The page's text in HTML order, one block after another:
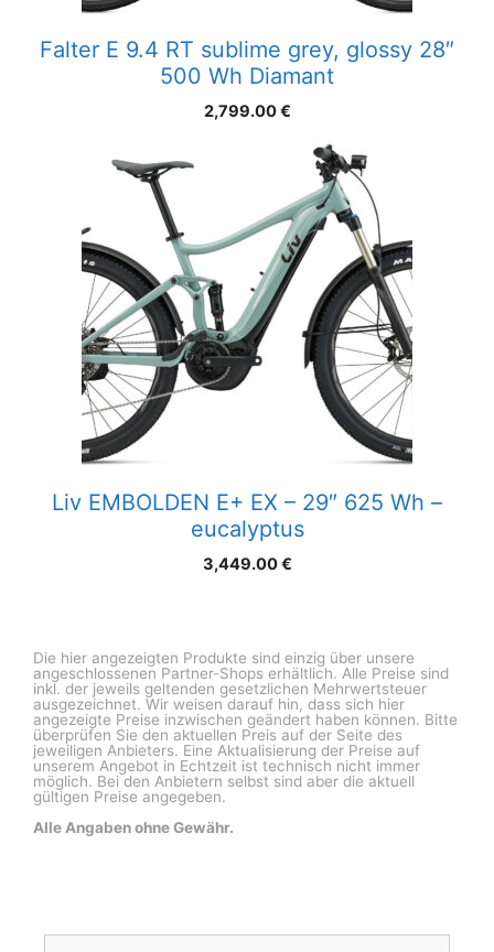
Falter E 9.4 RT sublime grey, glossy 28″
500 Wh Diamant
2,799.00€
Liv EMBOLDEN E+ EX – 29″ 625 Wh –
eucalyptus
3,449.00€
Die hier angezeigten Produkte sind einzig über unsere
angeschlossenen Partner-Shops erhältlich. Alle Preise sind
inkl. der jeweils geltenden gesetzlichen Mehrwertsteuer
ausgezeichnet. Wir weisen darauf hin, dass sich hier
angezeigte Preise inzwischen geändert haben können. Bitte
überprüfen Sie den aktuellen Preis auf der Seite des
jeweiligen Anbieters. Eine Aktualisierung der Preise auf
unserem Angebot in Echtzeit ist technisch nicht immer
möglich. Bei den Anbietern selbst sind aber die aktuell
gültigen Preise angegeben.
Alle Angaben ohne Gewähr.